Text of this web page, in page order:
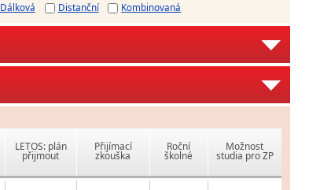
Dálková Distanční Kombinovaná
LETOS: plán
přijmout
Přijímací
zkouška
Roční
školné
Možnost
studia pro ZP